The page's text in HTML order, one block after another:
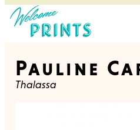
Pauline
Thalassa